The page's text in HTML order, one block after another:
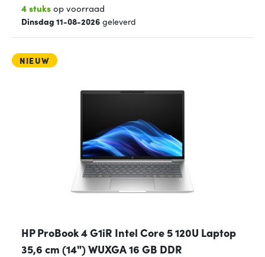
4 stuksop voorraad
Dinsdag 11-08-2026 geleverd
NIEUW
HP ProBook 4 G1iR Intel Core 5 120U Laptop
35,6 cm (14") WUXGA 16 GB DDR